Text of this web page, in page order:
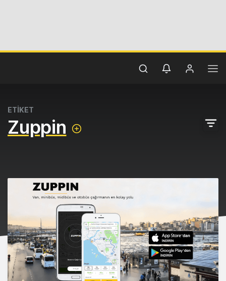
ETİKET
Zuppin